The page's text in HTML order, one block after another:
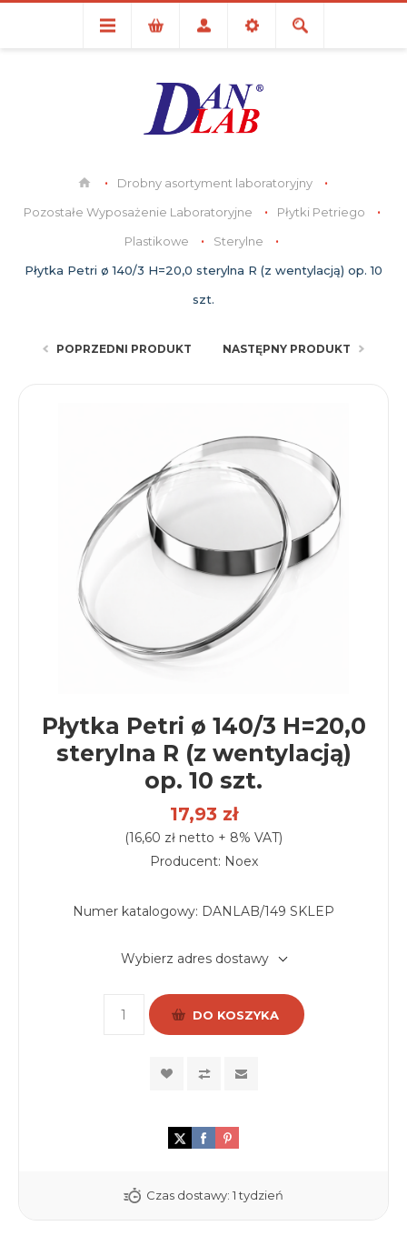
Drobny asortyment laboratoryjny
Pozostałe Wyposażenie Laboratoryjne
Płytki Petriego
Plastikowe
Sterylne
Płytka Petri ø 140/3 H=20,0 sterylna R (z wentylacją) op. 10
szt.
POPRZEDNI PRODUKT NASTĘPNY PRODUKT
Płytka Petri ø 140/3 H=20,0
sterylna R (z wentylacją)
op. 10 szt.
17,93 zł
(16,60 zł netto + 8% VAT)
Producent: Noex
Numer katalogowy: DANLAB/149 SKLEP
Wybierz adres dostawy
DO KOSZYKA
Czas dostawy: 1 tydzień